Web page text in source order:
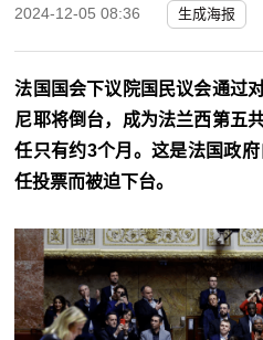
2024-12-05 08:36 生成海报
法国国会下议院国民议会通过
尼耶将倒台，成为法兰西第五
任只有约3个月。这是法国政
任投票而被迫下台。